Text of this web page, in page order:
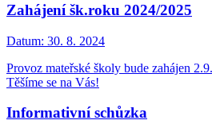
Zahájení šk.roku 2024/2025
Datum: 30. 8. 2024
Provoz mateřské školy bude zahájen
Těšíme se na Vás!
Informativní schůzka